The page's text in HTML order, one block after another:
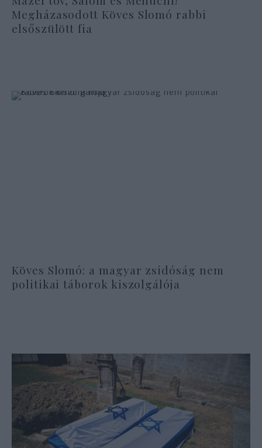
Megházasodott Köves Slomó rabbi
elsőszülött fia
Köves Slomó: a magyar zsidóság nem
politikai táborok kiszolgálója